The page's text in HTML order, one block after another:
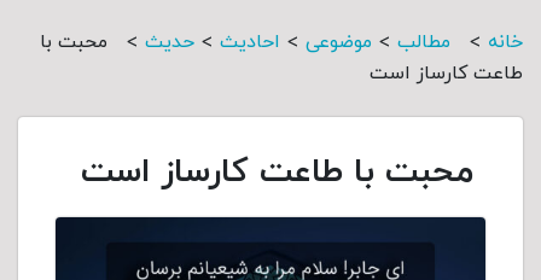
خانه > مطالب > موضوعی > احادیث > حدیث >
محبت با
طاعت کارساز است
محبت با طاعت کارساز است